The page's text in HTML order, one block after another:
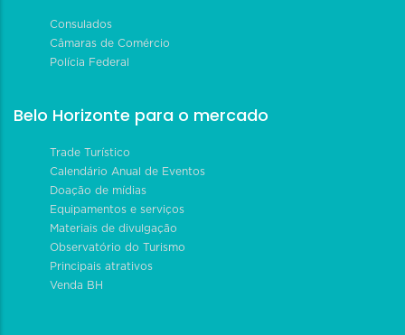
Consulados
Câmaras de Comércio
Polícia Federal
Belo Horizonte para o mercado
Trade Turístico
Calendário Anual de Eventos
Doação de mídias
Equipamentos e serviços
Materiais de divulgação
Observatório do Turismo
Principais atrativos
Venda BH